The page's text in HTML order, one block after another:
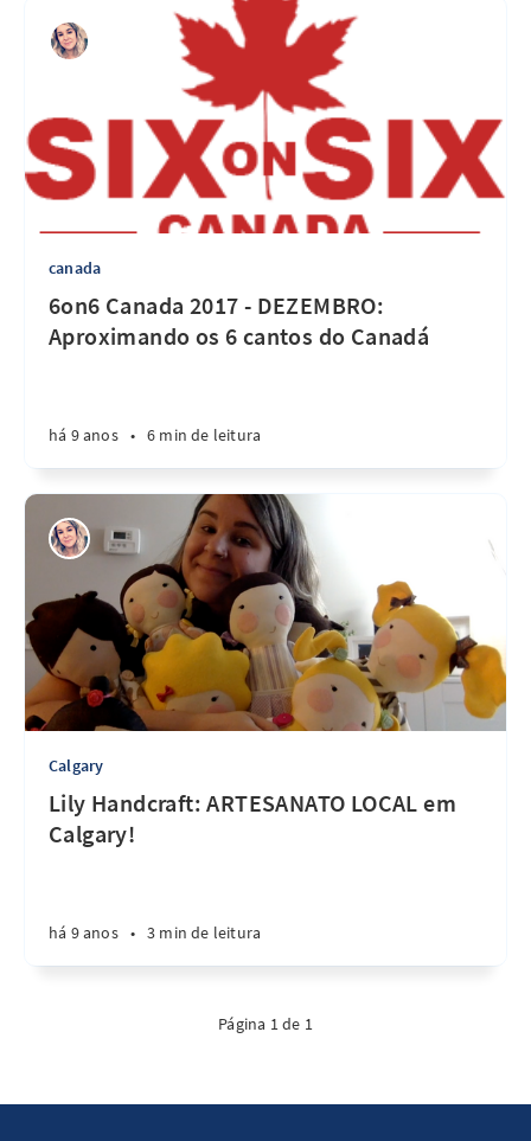
canada
6on6 Canada 2017 - DEZEMBRO:
Aproximando os 6 cantos do Canadá
há 9 anos • 6 min de leitura
Calgary
Lily Handcraft: ARTESANATO LOCAL em
Calgary!
há 9 anos • 3 min de leitura
Página 1 de 1